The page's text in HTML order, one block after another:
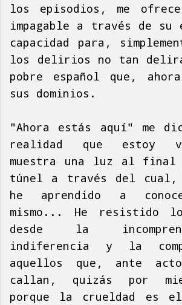
los episodios, me ofrece
impagable a través de su
capacidad para,
los delirios no tan
pobre español que,
sus dominios.
"Ahora estás aquí" me
realidad que estoy
muestra una luz al final
túnel a través del cual,
he aprendido a
mismo... He resistido
desde la
indiferencia y la
aquellos que, ante
callan, quizás por
porque la crueldad es